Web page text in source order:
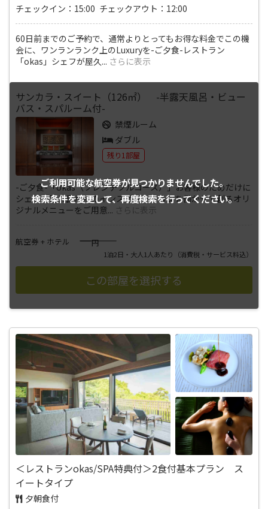
チェックイン：15:00 チェックアウト：12:00
60日前までのご予約で、通常よりとってもお得な料金でこの機
会に、ワンランランク上のLuxuryを-ご夕食-レストラン
「okas」シェフが屋久 ... さらに表示
ご利用可能な航空券が見つかりませんでした。
検索条件を変更して、再度検索を行ってください。
サンカラ・スイート（126㎡） -半露天風呂・ビュー
バス・スパルーム付-
禁煙ルーム
ダブル
残り1部屋
-ご夕食-「okas（フレンチフルコース）」お客様のためだけに
シェフが屋久島からのインスピレーションを働かせて創るオリ
ジナルメニューをご用意... さらに表示
航空券 + ホテル ――――円
1泊2日・大人1人あたり （消費税・サービス料込）
＜レストランokas/SPA特典付＞2食付基本プラン ス
イートタイプ
夕朝食付